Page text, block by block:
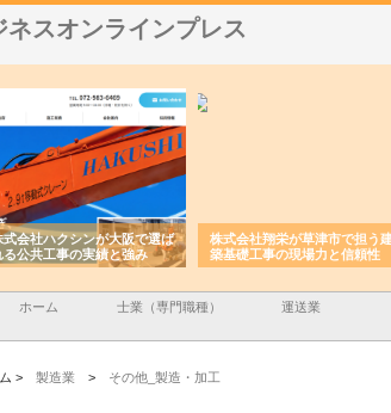
ネスオンラインプレス
株式会社翔栄が草津市で担う建
築基礎工事の現場力と信頼性
株式会社ＯＮＯｃｏｍｐａ
が岡山から広域配送を実現
る理由
ホーム 士業（専門職種） 運送業
> 製造業 > その他_製造・加工